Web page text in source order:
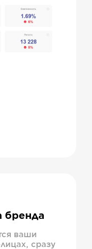
бренда
ваши
сразу